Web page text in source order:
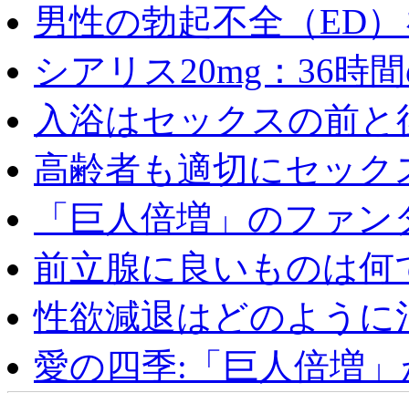
男性の勃起不全（ED
シアリス20mg：36時
入浴はセックスの前
高齢者も適切にセック
「巨人倍増」のファ
前立腺に良いものは何
性欲減退はどのように
愛の四季:「巨人倍増